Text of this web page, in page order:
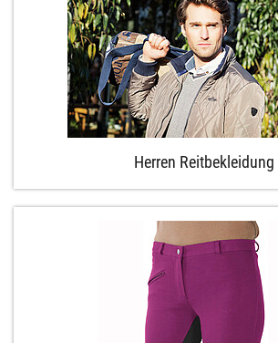
Herren Reitbekleidung